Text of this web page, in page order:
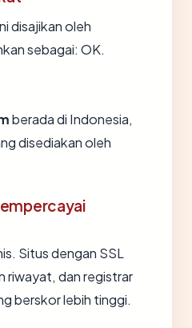
disajikan oleh
sebagai: OK.
berada di Indonesia,
disediakan oleh
Situs dengan SSL
riwayat, dan registrar
berskor lebih tinggi.